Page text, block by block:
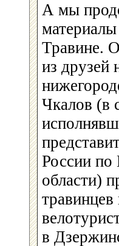
А мы
Травине.
из друзей
Чкалов (в
России по
области)
травинцев
в